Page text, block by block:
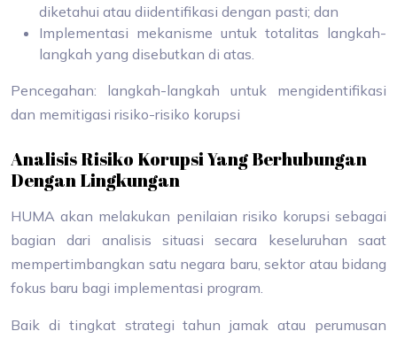
diketahui atau diidentifikasi dengan pasti; dan
Implementasi mekanisme untuk totalitas langkah-
langkah yang disebutkan di atas.
Pencegahan: langkah-langkah untuk mengidentifikasi
dan memitigasi risiko-risiko korupsi
Analisis Risiko Korupsi Yang Berhubungan
Dengan Lingkungan
HUMA akan melakukan penilaian risiko korupsi sebagai
bagian dari analisis situasi secara keseluruhan saat
mempertimbangkan satu negara baru, sektor atau bidang
fokus baru bagi implementasi program.
Baik di tingkat strategi tahun jamak atau perumusan